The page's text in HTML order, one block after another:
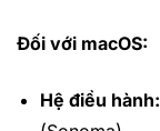
Đối với macOS:
Hệ điều hành: